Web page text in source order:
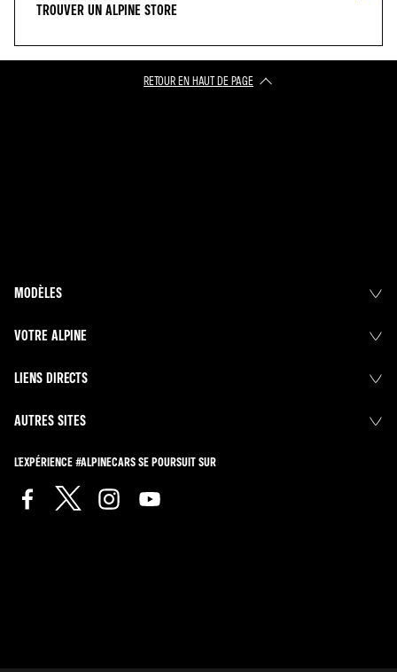
TROUVER UN ALPINE STORE
RETOUR EN HAUT DE PAGE
MODÈLES
VOTRE ALPINE
LIENS DIRECTS
AUTRES SITES
L'EXPÉRIENCE #ALPINECARS SE POURSUIT SUR